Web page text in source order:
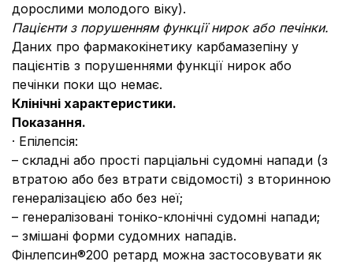
дорослими молодого віку).
Пацієнти з порушенням функції нирок або печінки.
Даних про фармакокінетику карбамазепіну у
пацієнтів з порушеннями функції нирок або
печінки поки що немає.
Клінічні характеристики.
Показання.
· Епілепсія:
– складні або прості парціальні судомні напади (з
втратою або без втрати свідомості) з вторинною
генералізацією або без неї;
– генералізовані тоніко-клонічні судомні напади;
– змішані форми судомних нападів.
Фінлепсин®200 ретард можна застосовувати як